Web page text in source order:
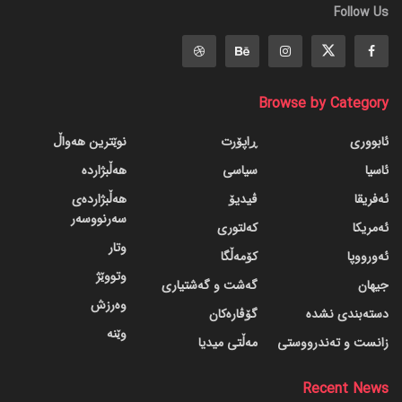
Follow Us
Browse by Category
ئابووری
ئاسیا
ئەفریقا
ئەمریکا
ئەورووپا
جیهان
دسته‌بندی نشده
زانست و تەندرووستی
ڕاپۆرت
سیاسی
ڤیدیۆ
کەلتوری
کۆمەڵگا
گه‌شت و گه‌شتیاری
گۆڤاره‌کان
مەڵتی میدیا
نوێترین هەواڵ
هەڵبژاردە
هەڵبژاردەی
سەرنووسەر
وتار
وتووێژ
وەرزش
وێنە
Recent News